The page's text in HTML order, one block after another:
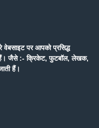
वेबसाइट पर आपको प्रसिद्ध
हैं। जैसे :- क्रिकेट, फुटबॉल, लेखक,
हैं।